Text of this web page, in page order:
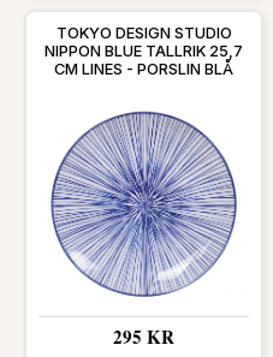
variationer kan förekomma.
Tillverkad i Japan. Om tallriken från
Tokyo Design- Unik, handgjord
Behändig storlek perfekt för olika
förrätter och desserter.- Traditionellt,
japanskt utseende med en europeisk
twist.- Tillverkad av porslin.- Från
serien Flora Japonica. Skötselråd för
tallriken- Tål diskmaskin.- Tål
mikrovågsugn. Shoppa Mattallrikar
och mer Tallrikar hos Royal Design.
TOKYO DESIGN STUDIO
NIPPON BLUE TALLRIK 25,7
CM LINES - PORSLIN BLÅ
295 KR